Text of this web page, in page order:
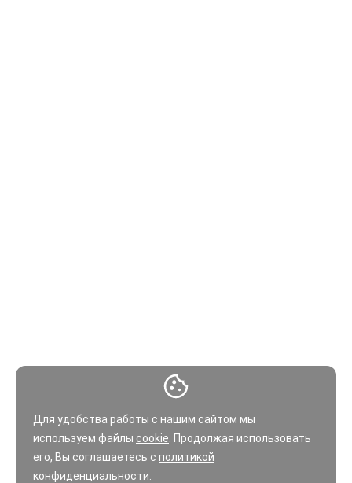
Для удобства работы с нашим сайтом мы
используем файлы cookie . Продолжая использовать
его, Вы соглашаетесь с политикой
конфиденциальности.